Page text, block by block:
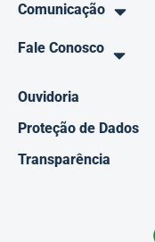
Comunicação
Fale Conosco
Ouvidoria
Proteção de Dados
Transparência